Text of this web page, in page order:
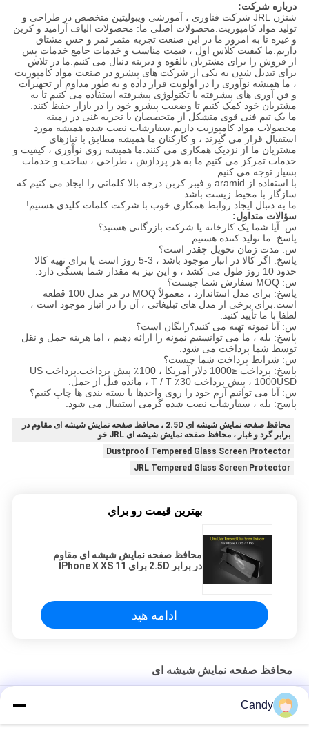
درباره شرکت:
شنژن JRL شرکت فناوری ، آموزشی ویبولیتین متخصص در طراحی و
تولید مواد کامپوزیت.محصولات اصلی ما: محصولات الیاف آرامید و کربن
و غیره تا به امروز ما در این صنعت تجربه مثمر ثمر و حس مشتاق
داریم.ما کیفیت کلاس اول ، قیمت مناسب و خدمات جامع خدمات پس
از فروش را برای مشتریان بالقوه و دیرینه دنبال می کنیم.ما در تلاش
برای تبدیل شدن به یکی از شرکت های پیشرو در صنعت مواد کامپوزیت
، ما همیشه نوآوری را در اولویت قرار داده و به طور مداوم از تجهیزات
و فن آوری های پیشرفته با تکنولوژی پیشرفته استفاده می کنیم تا به
مشتریان خود کمک کنیم تا وضعیت پیشرو خود را در بازار حفظ کنند.
ما یک تیم فنی قوی متشکل از متخصصان با تجربه غنی در زمینه
محصولات مواد کامپوزیت داریم.سفارشات نصب شده همیشه مورد
استقبال قرار می گیرند ، و کارکنان ما همیشه مطابق با نیازهای
مشتریان ما از نزدیک همکاری می کنند.ما همیشه روی نوآوری ، کیفیت و
خدمات تمرکز می کنیم.ما به هر پردازش ، طراحی ، ساخت و خدمات
بسیار توجه می کنیم.
با استفاده از aramid و فیبر کربن درجه بالا کلماتی را ایجاد می کنیم که
سازگار با محیط زیست باشد.
ما به دنبال ایجاد روابط همکاری خوب با شرکت کلمات کلیدی هستیم!
سؤالات متداول:
س: آیا شما یک کارخانه یا شرکت بازرگانی هستید؟
پاسخ: ما تولید کننده هستیم.
س: مدت زمان تحویل چقدر است؟
پاسخ: اگر کالا در انبار موجود باشد ، 3-5 روز است یا برای تهیه کالا
حدود 10 روز طول می کشد ، و این نیز به مقدار شما بستگی دارد.
س: MOQ سفارش شما چیست؟
پاسخ: برای مدل استاندارد ، معمولاً MOQ در هر مدل 100 قطعه
است.برای برخی از مدل های تبلیغاتی ، آن را در انبار موجود است ،
لطفا با ما تأیید کنید.
س: آیا نمونه تهیه می کنید؟رایگان است؟
پاسخ: بله ، ما می توانستیم نمونه را ارائه دهیم ، اما هزینه حمل و نقل
توسط شما پرداخت می شود.
س: شرایط پرداخت شما چیست؟
پاسخ: پرداخت ≤1000 دلار آمریکا ، 100٪ پیش پرداخت.پرداخت US
1000USD ، پیش پرداخت 30٪ T / T ، مانده قبل از حمل.
س: آیا می توانیم آرم خود را روی واحدها یا بسته بندی ها چاپ کنیم؟
پاسخ: بله ، سفارشات نصب شده گرمی استقبال می شود.
محافظ صفحه نمایش شیشه ای 2.5D ، محافظ صفحه نمایش شیشه ای مقاوم در
برابر گرد و غبار ، محافظ صفحه نمایش شیشه ای JRL خو
Dustproof Tempered Glass Screen Protector
JRL Tempered Glass Screen Protector
بهترين قيمت رو براي
محافظ صفحه نمایش شیشه ای مقاوم
در برابر 2.5D برای IPhone X XS 11
ادامه هید
محافظ صفحه نمایش شیشه ای
محافظ تمپر سامسونگ S20 Ultra 3D Full Cover 9H
Candy